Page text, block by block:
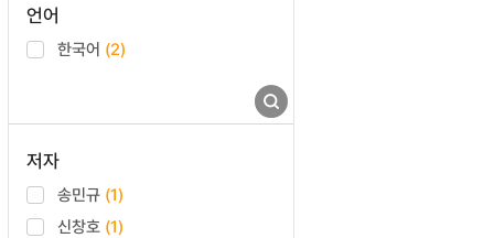
언어
한국어 (2)
저자
송민규 (1)
신창호 (1)